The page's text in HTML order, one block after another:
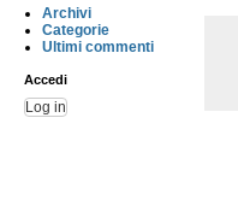
Archivi
Categorie
Ultimi commenti
Accedi
Log in